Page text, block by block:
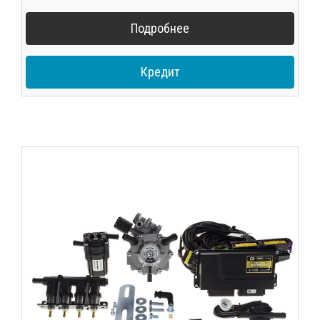
Подробнее
Кредит